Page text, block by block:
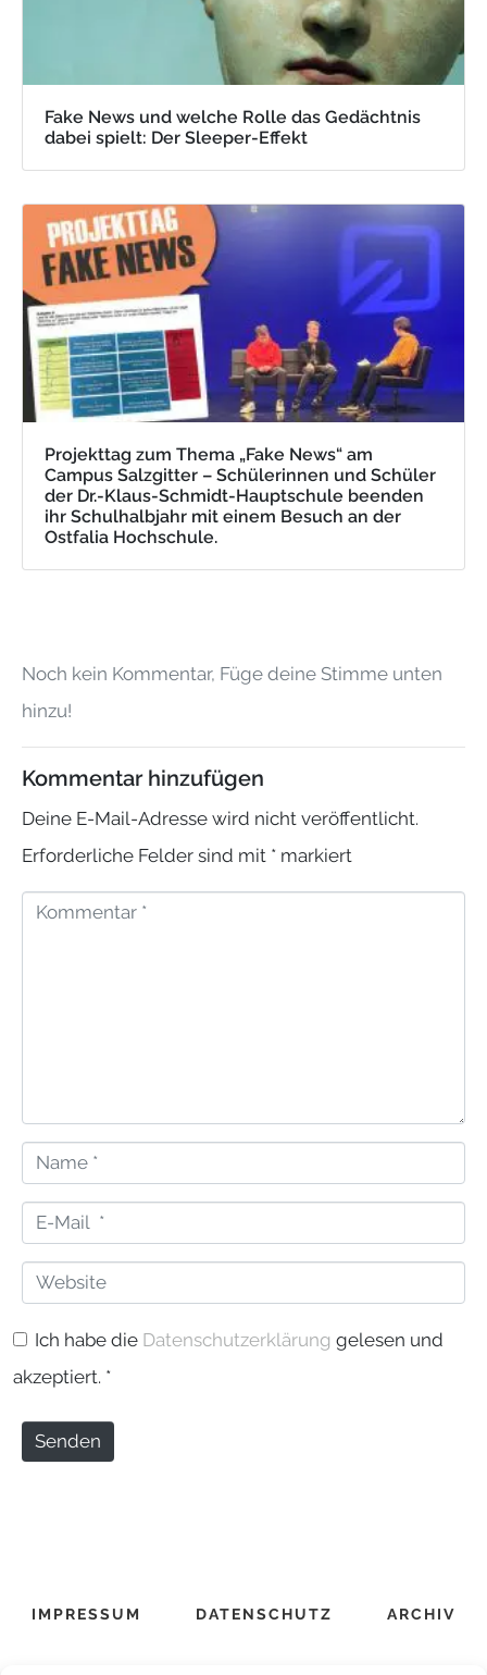
Fake News und welche Rolle das Gedächtnis
dabei spielt: Der Sleeper-Effekt
Projekttag zum Thema „Fake News“ am
Campus Salzgitter – Schülerinnen und Schüler
der Dr.-Klaus-Schmidt-Hauptschule beenden
ihr Schulhalbjahr mit einem Besuch an der
Ostfalia Hochschule.
Noch kein Kommentar, Füge deine Stimme unten
hinzu!
Kommentar hinzufügen
Deine E-Mail-Adresse wird nicht veröffentlicht.
Erforderliche Felder sind mit * markiert
t
r
* m
e
*
a
i
W
b
s
i
t
Ich habe die Datenschutzerklärung gelesen und
akzeptiert. *
Senden
IMPRESSUM DATENSCHUTZ ARCHIV